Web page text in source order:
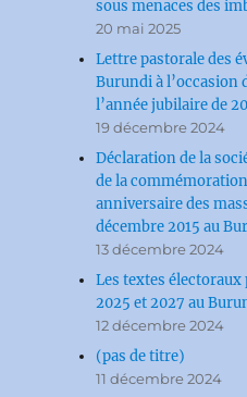
sous menaces des
20 mai 2025
Lettre pastorale des
Burundi à l’occasion
l’année jubilaire de
19 décembre 2024
Déclaration de la
de la
anniversaire des
décembre 2015 au
13 décembre 2024
Les textes électoraux
2025 et 2027 au
12 décembre 2024
(pas de titre)
11 décembre 2024